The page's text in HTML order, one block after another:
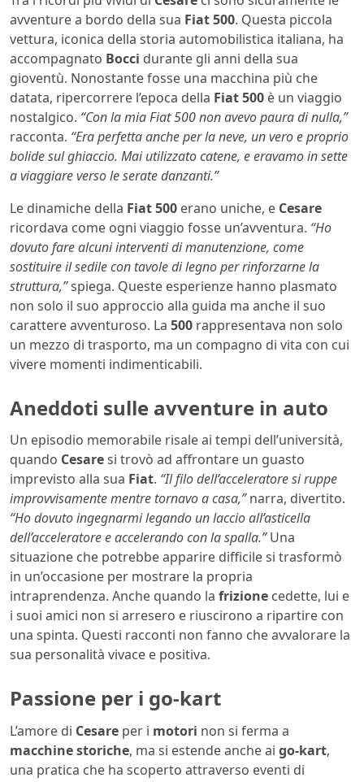
avventure a bordo della sua Fiat 500. Questa piccola
vettura, iconica della storia automobilistica italiana, ha
accompagnato Bocci durante gli anni della sua
gioventù. Nonostante fosse una macchina più che
datata, ripercorrere l’epoca della Fiat 500 è un viaggio
nostalgico. “Con la mia Fiat 500 non avevo paura di nulla,”
racconta. “Era perfetta anche per la neve, un vero e proprio
bolide sul ghiaccio. Mai utilizzato catene, e eravamo in sette
a viaggiare verso le serate danzanti.”
Le dinamiche della Fiat 500 erano uniche, e Cesare
ricordava come ogni viaggio fosse un’avventura. “Ho
dovuto fare alcuni interventi di manutenzione, come
sostituire il sedile con tavole di legno per rinforzarne la
struttura,”spiega. Queste esperienze hanno plasmato
non solo il suo approccio alla guida ma anche il suo
carattere avventuroso. La 500 rappresentava non solo
un mezzo di trasporto, ma un compagno di vita con cui
vivere momenti indimenticabili.
Aneddoti sulle avventure in auto
Un episodio memorabile risale ai tempi dell’università,
quando Cesaresi trovò ad affrontare un guasto
imprevisto alla sua Fiat. “Il filo dell’acceleratore si ruppe
improvvisamente mentre tornavo a casa,”narra, divertito.
“Ho dovuto ingegnarmi legando un laccio all’asticella
dell’acceleratore e accelerando con la spalla.”Una
situazione che potrebbe apparire difficile si trasformò
in un’occasione per mostrare la propria
intraprendenza. Anche quando la frizione cedette, lui e
i suoi amici non si arresero e riuscirono a ripartire con
una spinta. Questi racconti non fanno che avvalorare la
sua personalità vivace e positiva.
Passione per i go-kart
L’amore di Cesare per i motori non si ferma a
macchine storiche, ma si estende anche ai go-kart,
una pratica che ha scoperto attraverso eventi di